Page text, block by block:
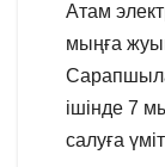
Атам
мыңға
ішінде 7
салуға